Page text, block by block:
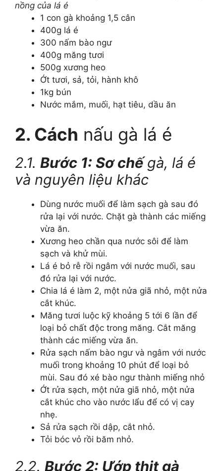
nồng của lá é
1 con gà khoảng 1,5 cân
400g lá é
300 nấm bào ngư
400g măng tươi
500g xương heo
Ớt tươi, sả, tỏi, hành khô
1kg bún
Nước mắm, muối, hạt tiêu, dầu ăn
2. Cách nấu gà lá é
2.1. Bước 1: Sơ chếgà, lá é
và nguyên liệu khác
Dùng nước muối để làm sạch gà sau đó
rửa lại với nước. Chặt gà thành các miếng
vừa ăn.
Xương heo chần qua nước sôi để làm
sạch và khử mùi.
Lá é bỏ rễ rồi ngâm với nước muối, sau
đó rửa lại với nước.
Chia lá é làm 2, một nửa giã nhỏ, một nửa
cắt khúc.
Măng tươi luộc kỹ khoảng 5 tới 6 lần để
loại bỏ chất độc trong măng. Cắt măng
thành các miếng vừa ăn.
Rửa sạch nấm bào ngư và ngâm với nước
muối trong khoảng 10 phút để loại bỏ
mùi. Sau đó xé bào ngư thành miếng nhỏ
Ớt rửa sạch, một nửa giã nhỏ, một nửa
cắt khúc cho vào nước lẩu để có vị cay
nhẹ.
Sả rửa sạch rồi dập, cắt nhỏ.
Tỏi bóc vỏ rồi băm nhỏ.
2.2. Bước 2: Ướp thịt gà